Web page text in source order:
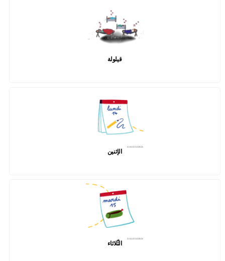
قيلولة
الإثنين
الثّلاثاء